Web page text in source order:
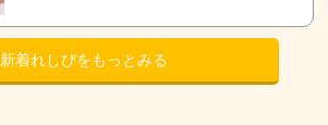
新着れしぴをもっとみる